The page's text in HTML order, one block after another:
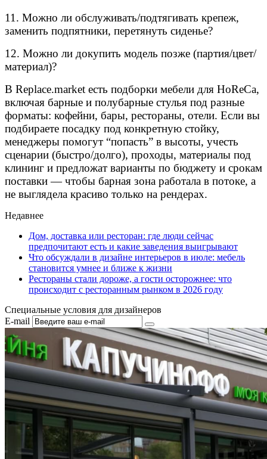
11. Можно ли обслуживать/подтягивать крепеж,
заменить подпятники, перетянуть сиденье?
12. Можно ли докупить модель позже (партия/цвет/
материал)?
В Replace.market есть подборки мебели для HoReCa,
включая барные и полубарные стулья под разные
форматы: кофейни, бары, рестораны, отели. Если вы
подбираете посадку под конкретную стойку,
менеджеры помогут “попасть” в высоты, учесть
сценарии (быстро/долго), проходы, материалы под
клининг и предложат варианты по бюджету и срокам
поставки — чтобы барная зона работала в потоке, а
не выглядела красиво только на рендерах.
Недавнее
Дом, доставка или ресторан: где люди сейчас
предпочитают есть и какие заведения выигрывают
Что обсуждали в дизайне интерьеров в июле: мебель
становится умнее и ближе к жизни
Рестораны стали дороже, а гости осторожнее: что
происходит с ресторанным рынком в 2026 году
Специальные условия для дизайнеров
E-mail